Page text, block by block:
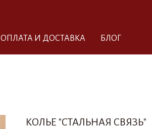
ОПЛАТА И ДОСТАВКА БЛОГ
КОЛЬЕ "СТАЛЬНАЯ СВЯЗЬ"